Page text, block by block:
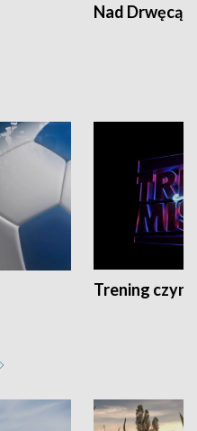
Nad Drwęcą
Trening czyni